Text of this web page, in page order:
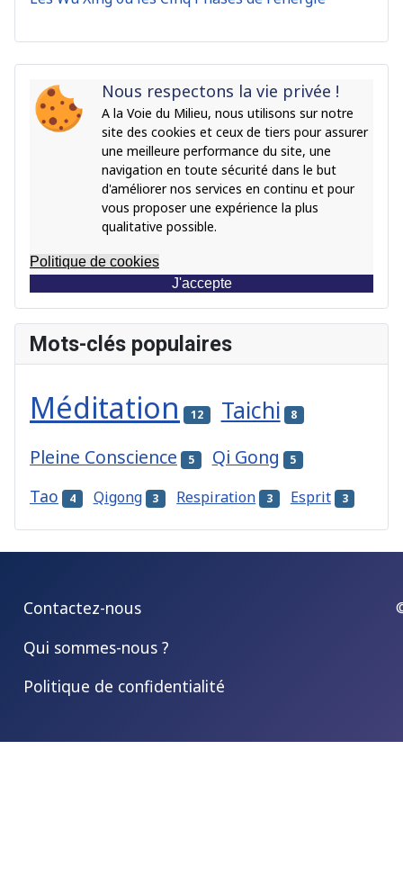
Nous respectons la vie privée !
A la Voie du Milieu, nous utilisons sur notre
site des cookies et ceux de tiers pour assurer
une meilleure performance du site, une
navigation en toute sécurité dans le but
d'améliorer nos services en continu et pour
vous proposer une expérience la plus
qualitative possible.
Politique de cookies
J'accepte
Mots-clés populaires
Méditation 12 Taichi 8
Pleine Conscience 5 Qi Gong 5
Tao 4 Qigong 3 Respiration 3 Esprit 3
Contactez-nous
Qui sommes-nous ?
Politique de confidentialité